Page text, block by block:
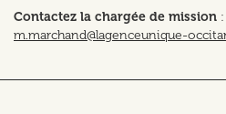
Contactez la chargée de mission
m.marchand@lagenceunique-